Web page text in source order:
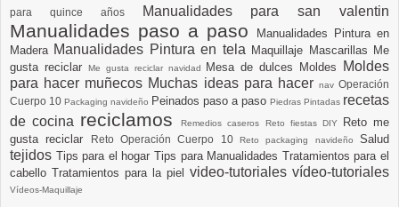
para quince años
Manualidades para san valentin
Manualidades paso a paso
Manualidades Pintura en
Madera Manualidades Pintura en tela Maquillaje Mascarillas Me
gusta reciclar
Me gusta reciclar navidad Mesa de dulces Moldes
Moldes
para hacer muñecos Muchas ideas para hacer nav Operación
Cuerpo 10 Packaging navideño Peinados paso a paso Piedras Pintadas recetas
de cocina reciclamosRemedios caseros Reto fiestas DIY
Reto me
gusta reciclar
Reto Operación Cuerpo 10Reto packaging navideñoSalud
tejidos Tips para el hogarTips para Manualidades Tratamientos para el
cabello Tratamientos para la piel video-tutoriales vídeo-tutoriales
Vídeos-Maquillaje